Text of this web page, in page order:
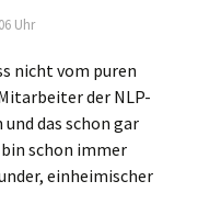
Uhr
nicht vom puren
der NLP-
das schon gar
schon immer
einheimischer